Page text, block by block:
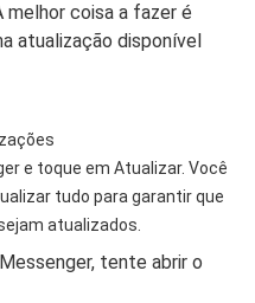
melhor coisa a fazer é
atualização disponível
e toque em Atualizar. Você
tudo para garantir que
atualizados.
tente abrir o